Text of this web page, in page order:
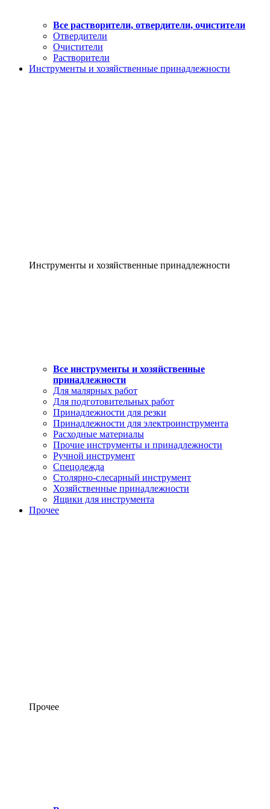
Все растворители, отвердители, очистители
Отвердители
Очистители
Растворители
Инструменты и хозяйственные принадлежности
Инструменты и хозяйственные принадлежности
Все инструменты и хозяйственные
принадлежности
Для малярных работ
Для подготовительных работ
Принадлежности для резки
Принадлежности для электроинструмента
Расходные материалы
Прочие инструменты и принадлежности
Ручной инструмент
Спецодежда
Столярно-слесарный инструмент
Хозяйственные принадлежности
Ящики для инструмента
Прочее
Прочее